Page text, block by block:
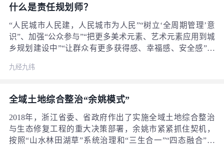
什么是责任规划师？
“人民城市人民建，人民城市为人民”“树立‘全周期管理’意
识”、加强“公众参与”“把更多美术元素、艺术元素应用到城
乡规划建设中”“让群众有更多获得感、幸福感、安全感”等
过合理安排生产、生活、生态空间，走内涵式、集约型、
宜游的良好环境，让人民有更多获得感，为人民创造更加
幸福的美好生活。 规划编制要接地气，规划实施更要坚持
以人民为中心。责任规划师（社区规划师、乡村规划师）
制度，搭建了规划与人民群众实际生活需求良性互动的“桥
梁”，打通了规划落地的“最后一公里”，在实践中也显现出
九经九纬
全域土地综合整治“余姚模式”
2018年，浙江省委、省政府作出了实施全域土地综合整治
与生态修复工程的重大决策部署，余姚市紧紧抓住契机，
按照“山水林田湖草”系统治理和“三生合一”“四态融合”思